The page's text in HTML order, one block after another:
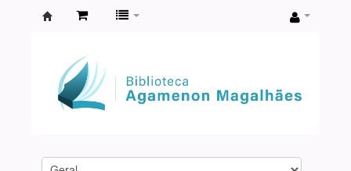
Agamenon
Magalhães